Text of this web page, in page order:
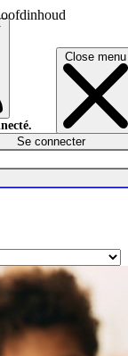
Close menu
Se connecter